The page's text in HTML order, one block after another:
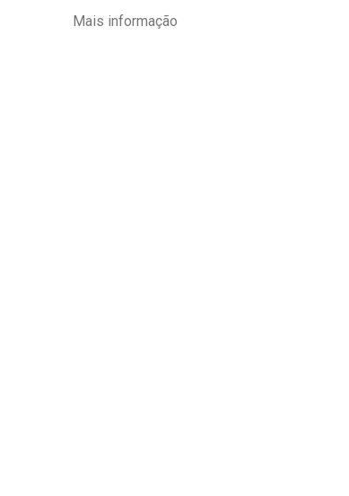
Mais informação